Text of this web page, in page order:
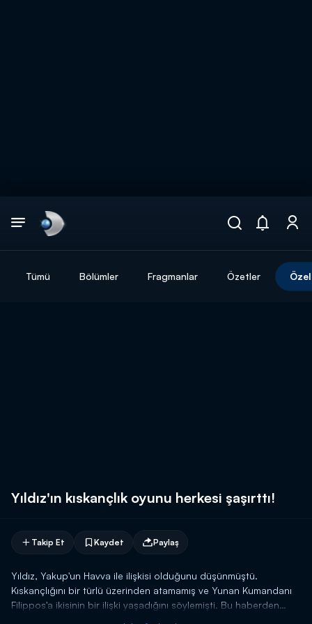
Tümü Bölümler Fragmanlar Özetler
Yıldız'ın kıskançlık oyunu herkesi şaşırttı!
Takip Et Kaydet Paylaş
Yıldız, Yakup'un Havva ile ilişkisi olduğunu düşünmüştü.
Kıskançlığını bir türlü üzerinden atamamış ve Yunan Kumandanı
Filippos'a ikisinin bir ilişki yaşadığını söylemişti. Bu haberden